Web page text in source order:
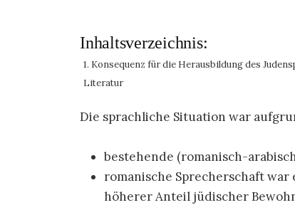
Inhaltsverzeichnis:
1. Konsequenz für die Herausbildung des
Literatur
Die sprachliche Situation war
bestehende (romanisch-
romanische Sprecherschaft
höherer Anteil jüdischer